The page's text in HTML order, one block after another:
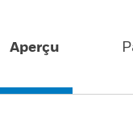
Aperçu